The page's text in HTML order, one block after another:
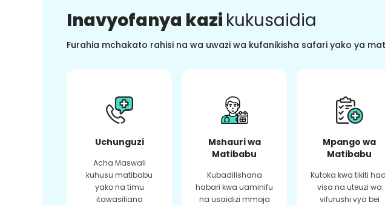
Inavyofanya kazi kukusaidia
Furahia mchakato rahisi na wa uwazi wa kufanikisha safari yako ya
Uchunguzi
Acha Maswali
kuhusu matibabu
yako na timu
itawasiliana
Mshauri wa
Matibabu
Kubadilishana
habari kwa uaminifu
na usaidizi mmoja
Mpango wa
Matibabu
Kutoka kwa tikiti
visa na uteuzi wa
vifurushi vya bei